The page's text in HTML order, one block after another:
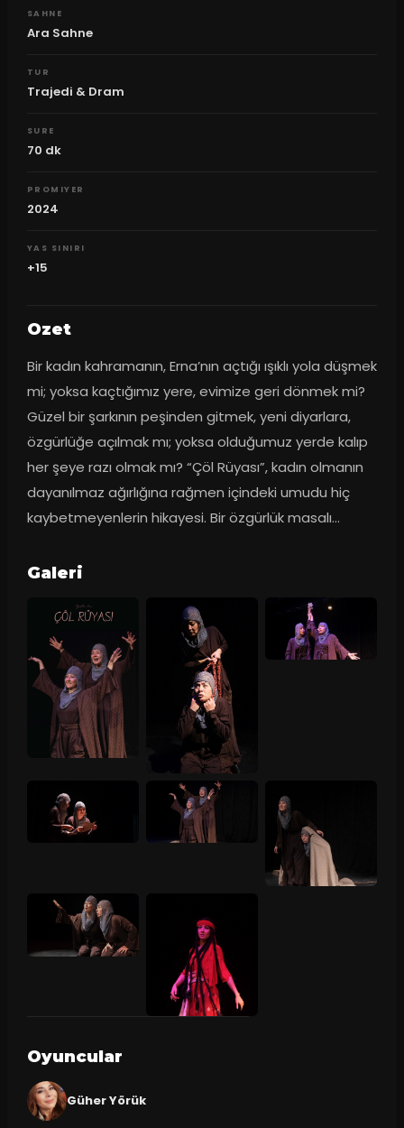
SAHNE
Ara Sahne
TUR
Trajedi & Dram
SURE
70 dk
PROMIYER
2024
YAS SINIRI
+15
Ozet
Bir kadın kahramanın, Erna’nın açtığı ışıklı yola düşmek
mi; yoksa kaçtığımız yere, evimize geri dönmek mi?
Güzel bir şarkının peşinden gitmek, yeni diyarlara,
özgürlüğe açılmak mı; yoksa olduğumuz yerde kalıp
her şeye razı olmak mı? “Çöl Rüyası”, kadın olmanın
dayanılmaz ağırlığına rağmen içindeki umudu hiç
kaybetmeyenlerin hikayesi. Bir özgürlük masalı…
Galeri
Oyuncular
Güher Yörük